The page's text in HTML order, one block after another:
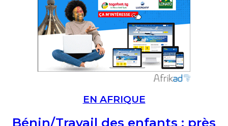
EN AFRIQUE
Bénin/Travail des enfants : près